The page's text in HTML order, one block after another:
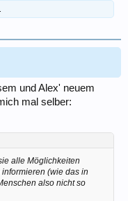
und Alex' neuem
mal selber:
alle Möglichkeiten
(wie das in
also nicht so